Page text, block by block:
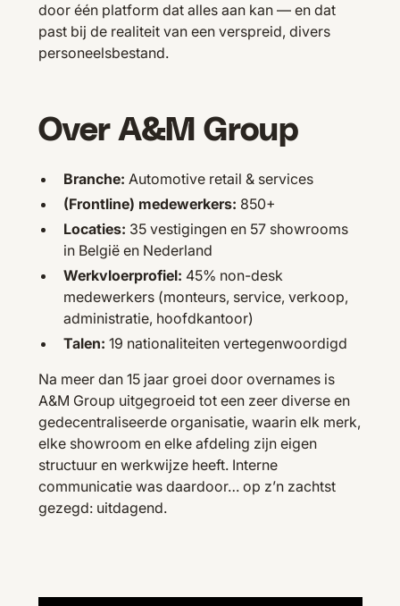
door één platform dat alles aan kan — en dat
past bij de realiteit van een verspreid, divers
personeelsbestand.
Over A&M Group
Branche: Automotive retail & services
(Frontline) medewerkers: 850+
Locaties: 35 vestigingen en 57 showrooms
in België en Nederland
Werkvloerprofiel: 45% non-desk
medewerkers (monteurs, service, verkoop,
administratie, hoofdkantoor)
Talen: 19 nationaliteiten vertegenwoordigd
Na meer dan 15 jaar groei door overnames is
A&M Group uitgegroeid tot een zeer diverse en
gedecentraliseerde organisatie, waarin elk merk,
elke showroom en elke afdeling zijn eigen
structuur en werkwijze heeft. Interne
communicatie was daardoor… op z’n zachtst
gezegd: uitdagend.